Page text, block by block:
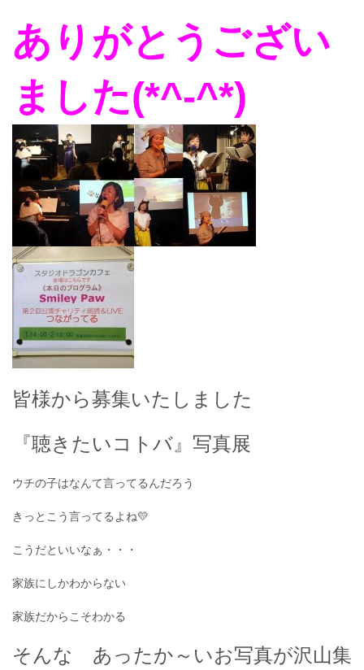
ありがとうござい
ました(*^-^*)
皆様から募集いたしました
『聴きたいコトバ』写真展
ウチの子はなんて言ってるんだろう
きっとこう言ってるよね💛
こうだといいなぁ・・・
家族にしかわからない
家族だからこそわかる
そんな あったか～いお写真が沢山集